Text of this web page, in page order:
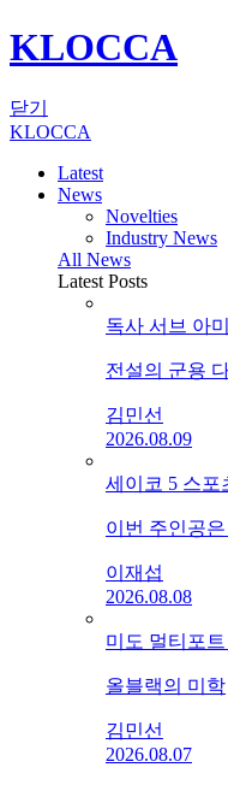
KLOCCA
닫기
KLOCCA
Latest
News
Novelties
Industry News
All News
Latest Posts
독사 서브 아
전설의 군용
김민선
2026.08.09
세이코 5 스포
이번 주인공
이재섭
2026.08.08
미도 멀티포
올블랙의 미학
김민선
2026.08.07